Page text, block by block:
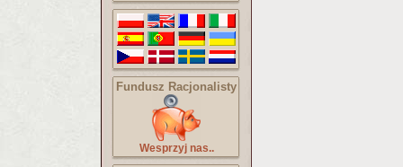
Fundusz Racjonalisty
Wesprzyj nas..